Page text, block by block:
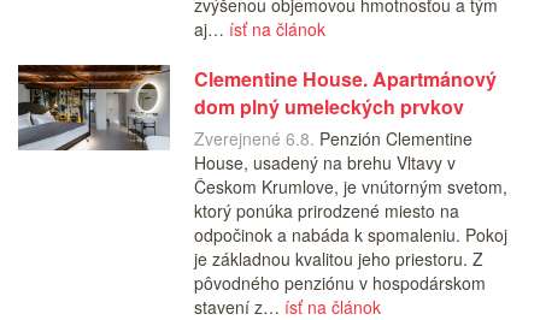
aj… ísť na článok
Clementine House. Apartmánový
dom plný umeleckých prvkov
Zverejnené 6.8. Penzión Clementine
House, usadený na brehu Vltavy v
Českom Krumlove, je vnútorným svetom,
ktorý ponúka prirodzené miesto na
odpočinok a nabáda k spomaleniu. Pokoj
je základnou kvalitou jeho priestoru. Z
pôvodného penziónu v hospodárskom
stavení z… ísť na článok